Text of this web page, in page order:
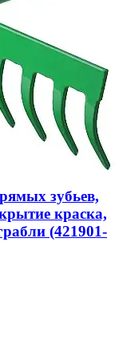
зубьев,
краска,
(421901-